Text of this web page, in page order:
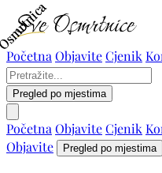
Početna ObjaviteCjenik
Pregled po mjestima
Početna ObjaviteCjenik
Objavite
Pregled po mjestima